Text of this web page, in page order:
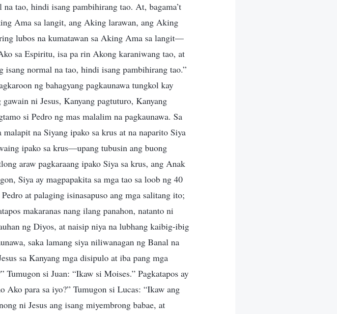
tao, hindi isang pambihirang tao. At, bagama’t
Ama sa langit, ang Aking larawan, ang Aking
lubos na kumatawan sa Aking Ama sa langit—
sa Espiritu, isa pa rin Akong karaniwang tao, at
normal na tao, hindi isang pambihirang tao.”
ng bahagyang pagkaunawa tungkol kay
ni Jesus, Kanyang pagtuturo, Kanyang
si Pedro ng mas malalim na pagkaunawa. Sa
na Siyang ipako sa krus at na naparito Siya
ipako sa krus—upang tubusin ang buong
araw pagkaraang ipako Siya sa krus, ang Anak
Siya ay magpapakita sa mga tao sa loob ng 40
at palaging isinasapuso ang mga salitang ito;
makaranas nang ilang panahon, natanto ni
ng Diyos, at naisip niya na lubhang kaibig-ibig
saka lamang siya niliwanagan ng Banal na
sa Kanyang mga disipulo at iba pang mga
Tumugon si Juan: “Ikaw si Moises.” Pagkatapos ay
Ako para sa iyo?” Tumugon si Lucas: “Ikaw ang
ni Jesus ang isang miyembrong babae, at